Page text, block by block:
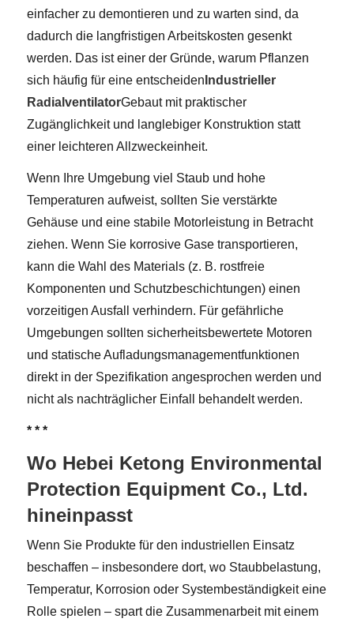
einfacher zu demontieren und zu warten sind, da
dadurch die langfristigen Arbeitskosten gesenkt
werden. Das ist einer der Gründe, warum Pflanzen
sich häufig für eine entscheiden Industrieller
RadialventilatorGebaut mit praktischer
Zugänglichkeit und langlebiger Konstruktion statt
einer leichteren Allzweckeinheit.
Wenn Ihre Umgebung viel Staub und hohe
Temperaturen aufweist, sollten Sie verstärkte
Gehäuse und eine stabile Motorleistung in Betracht
ziehen. Wenn Sie korrosive Gase transportieren,
kann die Wahl des Materials (z. B. rostfreie
Komponenten und Schutzbeschichtungen) einen
vorzeitigen Ausfall verhindern. Für gefährliche
Umgebungen sollten sicherheitsbewertete Motoren
und statische Aufladungsmanagementfunktionen
direkt in der Spezifikation angesprochen werden und
nicht als nachträglicher Einfall behandelt werden.
* * *
Wo Hebei Ketong Environmental
Protection Equipment Co., Ltd.
hineinpasst
Wenn Sie Produkte für den industriellen Einsatz
beschaffen – insbesondere dort, wo Staubbelastung,
Temperatur, Korrosion oder Systembeständigkeit eine
Rolle spielen – spart die Zusammenarbeit mit einem